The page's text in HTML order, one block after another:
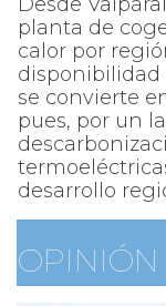
planta de
calor por
disponibilidad
se convierte
pues, por un
desarrollo
OPINIÓN